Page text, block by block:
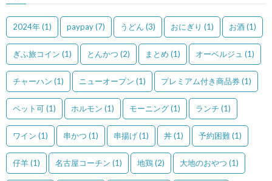
2024年(1) paypay(7) うどん (3) おにぎり (1) お酒(1)
ぎふ旅コイン (1) とんかつ (2) まとめ (1) オーベルジュ (1)
チャーハン (1) ニューオープン (1) プレミアム付き商品券(1)
ペット可(1) ホルモン (1) モーニング(1) ランチ (1)
ワイン (1) 串かつ (1) 串揚げ(1) 丼(1) 予約困難(1)
仔羊(1) 名古屋コーチン (1) 地鶏(2) 大地のおやつ (1)